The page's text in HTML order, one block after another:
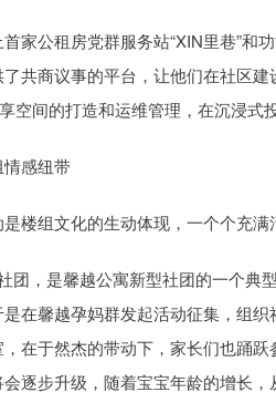
家公租房党群服务站“XIN里巷”和
共商议事的平台，让他们在社区
空间的打造和运维管理，在沉浸式
感纽带
楼组文化的生动体现，一个个充
团，是馨越公寓新型社团的一个典
在馨越孕妈群发起活动征集，组
在于然杰的带动下，家长们也踊
逐步升级，随着宝宝年龄的增长